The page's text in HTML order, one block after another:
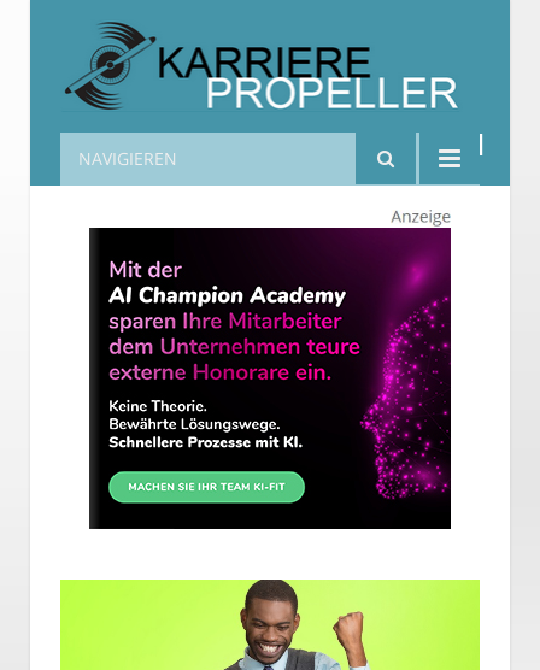
Karrierepropeller
NAVIGIEREN